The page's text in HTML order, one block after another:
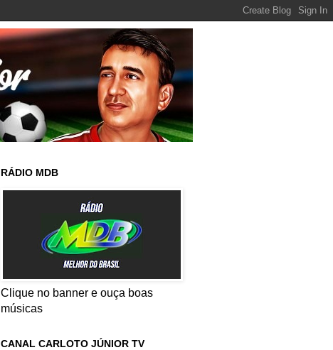
RÁDIO MDB
Clique no banner e ouça boas
músicas
CANAL CARLOTO JÚNIOR TV